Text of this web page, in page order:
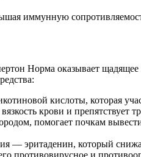
иммунную
Норма оказывает
кислоты, которая
крови и препятствует
помогает почкам
— эритаденин, который
противовирусное и